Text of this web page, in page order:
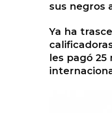
sus negros
Ya ha
les pagó